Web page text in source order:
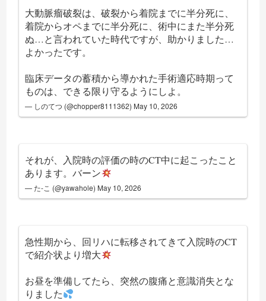
大動脈瘤破裂は、破裂から着院までに半分死に、
着院からオペまでに半分死に、術中にまた半分死
ぬ…と言われていた時代ですが、助かりました…
よかったです。
臨床データの蓄積から導かれた手術適応時期って
ものは、できる限り守るようにしよ。
— しのてつ (@chopper8111362) May 10, 2026
それが、入院時の評価の時のCT中に起こったこと
あります。バーン
— た-こ (@yawahole) May 10, 2026
急性期から、回リハに転移されてきて入院時のCT
で紹介状より増大
お昼を準備してたら、突然の腹痛と意識消失とな
りました